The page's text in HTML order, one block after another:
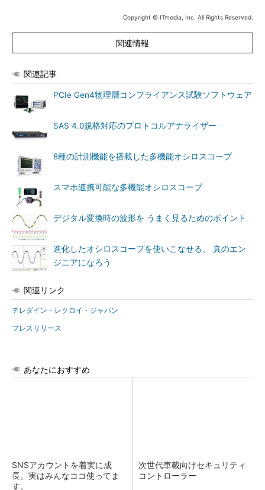
Copyright © ITmedia, Inc. All Rights Reserved.
関連情報
関連記事
PCIe Gen4物理層コンプライアンス試験ソフトウェア
SAS 4.0規格対応のプロトコルアナライザー
8種の計測機能を搭載した多機能オシロスコープ
スマホ連携可能な多機能オシロスコープ
デジタル変換時の波形を うまく見るためのポイント
進化したオシロスコープを使いこなせる、 真のエン
ジニアになろう
関連リンク
テレダイン・レクロイ・ジャパン
プレスリリース
あなたにおすすめ
SNSアカウントを着実に成
長。実はみんなココ使ってま
す。
次世代車載向けセキュリティ
コントローラー